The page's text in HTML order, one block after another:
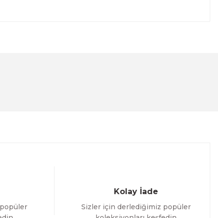
Kolay İade
Sizler için derlediğimiz popüler